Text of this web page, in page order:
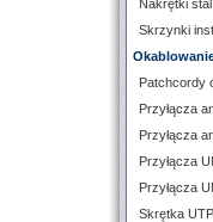
Nakrętki
Skrzynki
Patchcordy
Przyłącza
Przyłącza
Przyłącza
Przyłącza
Skrętka